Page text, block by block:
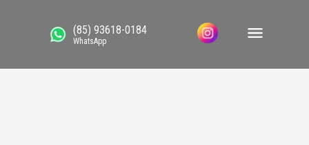
(85) 93618-0184
WhatsApp